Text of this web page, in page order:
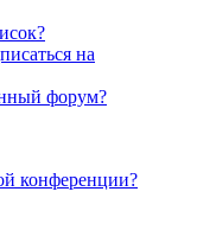
на
форум?
конференции?